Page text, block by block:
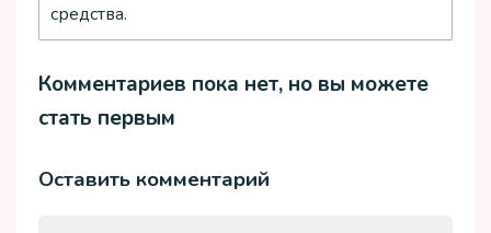
средства.
Комментариев пока нет, но вы можете
стать первым
Оставить комментарий